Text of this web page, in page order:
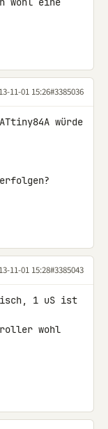
11-01 15:26#3385036
würde
11-01 15:28#3385043
1 uS ist
wohl